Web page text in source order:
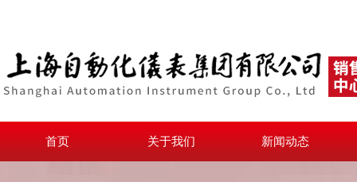
首页 关于我们 新闻动态